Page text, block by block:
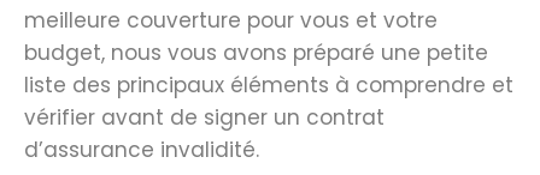
meilleure couverture pour vous et votre
budget, nous vous avons préparé une petite
liste des principaux éléments à comprendre et
vérifier avant de signer un contrat
d’assurance invalidité.